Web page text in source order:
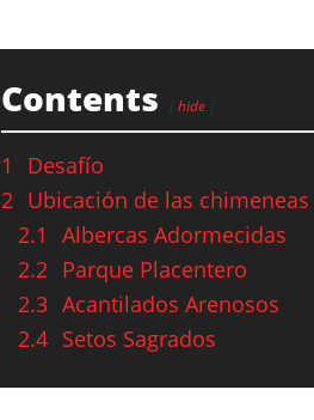
Contents hide
1
Desafío
2 Ubicación de las chimeneas
2.1
Albercas Adormecidas
2.2 Parque Placentero
2.3 Acantilados Arenosos
2.4 Setos Sagrados